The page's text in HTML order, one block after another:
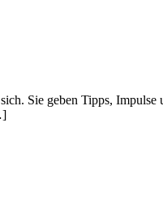
Sie geben Tipps, Impulse